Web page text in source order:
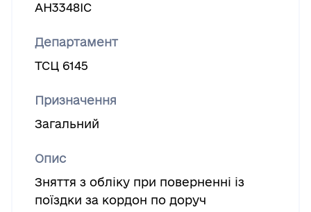
АН3348ІС
Департамент
ТСЦ 6145
Призначення
Загальний
Опис
Зняття з обліку при поверненні із
поїздки за кордон по доруч